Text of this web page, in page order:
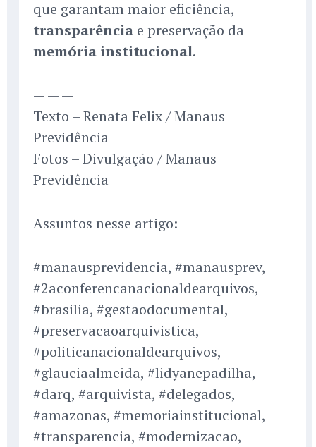
que garantam maior eficiência,
transparência e preservação da
memória institucional.
— — —
Texto – Renata Felix / Manaus
Previdência
Fotos – Divulgação / Manaus
Previdência
Assuntos nesse artigo:
#manausprevidencia, #manausprev,
#2aconferencanacionaldearquivos,
#brasilia, #gestaodocumental,
#preservacaoarquivistica,
#politicanacionaldearquivos,
#glauciaalmeida, #lidyanepadilha,
#darq, #arquivista, #delegados,
#amazonas, #memoriainstitucional,
#transparencia, #modernizacao,